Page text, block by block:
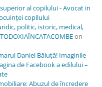
al copilului - Avocat in
copilului
politic, istoric, medical,
on
Daniel Băluță! Imaginile
de Facebook a edilului –
Abuzul de încredere